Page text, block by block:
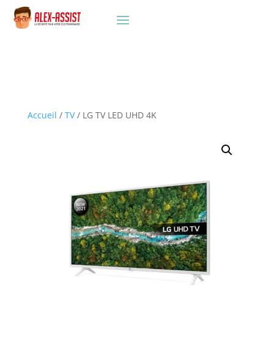
Accueil / TV/ LG TV LED UHD 4K